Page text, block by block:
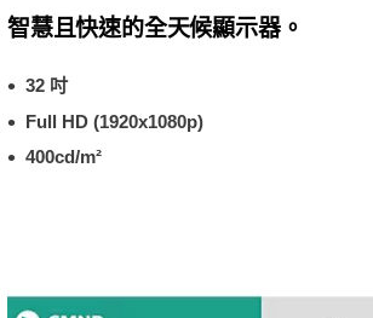
智慧且快速的全天候顯示器。
32 吋
Full HD (1920x1080p)
400cd/m²